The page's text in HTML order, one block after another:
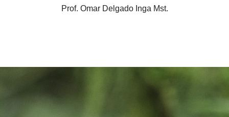
Prof. Omar Delgado Inga Mst.